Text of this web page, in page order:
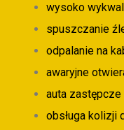
wysoko
spuszczanie
odpalanie na
awaryjne
auta zastępcze
obsługa kolizji